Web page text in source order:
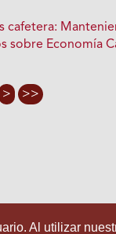
cafetera:
sobre Economía
> >>
Al utilizar